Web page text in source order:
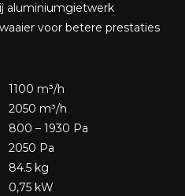
aluminiumgietwerk
voor betere prestaties
1100 m³/h
2050 m³/h
800 – 1930 Pa
2050 Pa
84.5 kg
0,75 kW